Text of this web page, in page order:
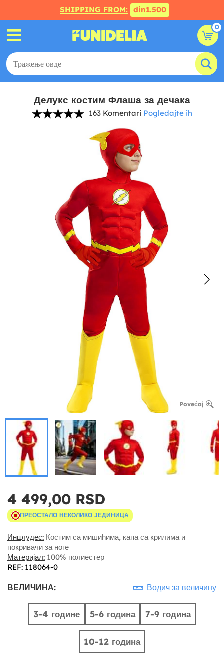
SHIPPING FROM: din1.500
0
Делукс костим Флаша за дечака
163 Komentari Pogledajte ih
Povećaj
4 499,00 RSD
ПРЕОСТАЛО НЕКОЛИКО ЈЕДИНИЦА
Инцлудес: Костим са мишићима, капа са крилима и
покривачи за ноге
Материјал: 100% полиестер
REF: 118064-0
ВЕЛИЧИНА: Водич за величину
3-4 године 5-6 година 7-9 година
10-12 година